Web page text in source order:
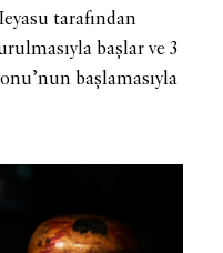
tarafından
başlar ve 3
başlamasıyla